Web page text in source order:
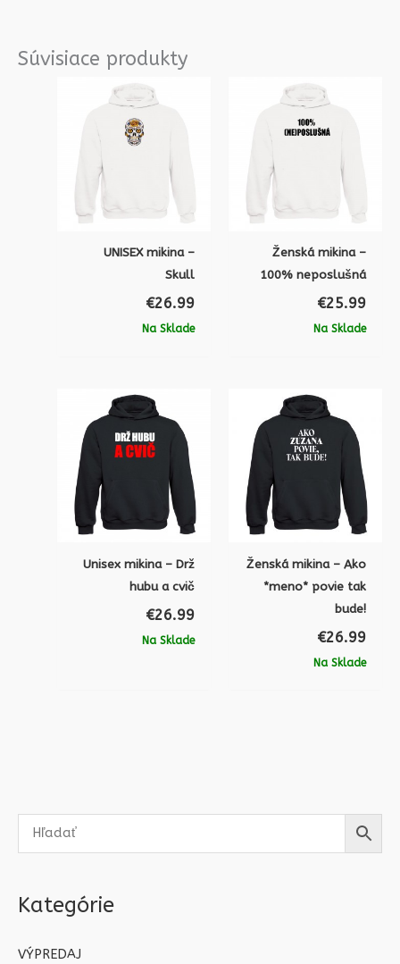
Kategórie
VÝPREDAJ
Súvisiace produkty
UNISEX mikina –
Skull
€26.99
Na Sklade
Ženská mikina –
100% neposlušná
€25.99
Na Sklade
Unisex mikina – Drž
hubu a cvič
€26.99
Na Sklade
Ženská mikina – Ako
*meno* povie tak
bude!
€26.99
Na Sklade